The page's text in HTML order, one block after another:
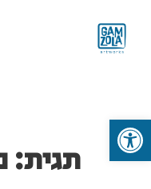
פתח סרגל נגישות
תגית: